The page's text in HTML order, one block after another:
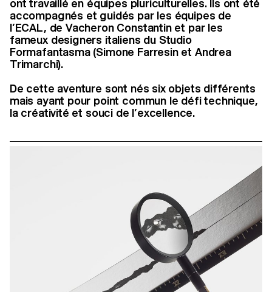
ont travaillé en équipes pluriculturelles. Ils ont été
accompagnés et guidés par les équipes de
l’ECAL, de Vacheron Constantin et par les
fameux designers italiens du Studio
Formafantasma (Simone Farresin et Andrea
Trimarchi).
De cette aventure sont nés six objets différents
mais ayant pour point commun le défi technique,
la créativité et souci de l’excellence.